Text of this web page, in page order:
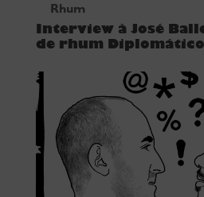
Rhum
Interview à José
de rhum Diplomático